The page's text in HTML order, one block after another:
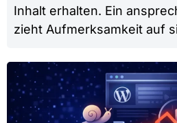
Inhalt erhalten. Ein
zieht Aufmerksamkeit auf